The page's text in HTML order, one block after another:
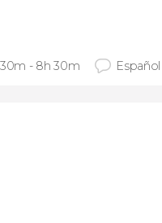
- 8h 30m Español